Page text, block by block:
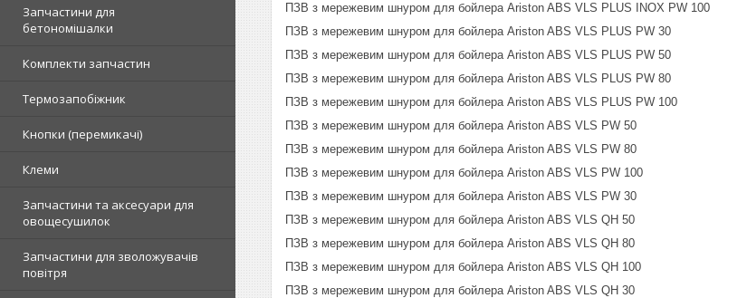
Запчастини для
бетономішалки
Комплекти запчастин
Термозапобіжник
Кнопки (перемикачі)
Клеми
Запчастини та аксесуари для
овощесушилок
Запчастини для зволожувачів
повітря
ПЗВ з мережевим шнуром для бойлера Ariston ABS VLS PLUS INOX PW 100
ПЗВ з мережевим шнуром для бойлера Ariston ABS VLS PLUS PW 30
ПЗВ з мережевим шнуром для бойлера Ariston ABS VLS PLUS PW 50
ПЗВ з мережевим шнуром для бойлера Ariston ABS VLS PLUS PW 80
ПЗВ з мережевим шнуром для бойлера Ariston ABS VLS PLUS PW 100
ПЗВ з мережевим шнуром для бойлера Ariston ABS VLS PW 50
ПЗВ з мережевим шнуром для бойлера Ariston ABS VLS PW 80
ПЗВ з мережевим шнуром для бойлера Ariston ABS VLS PW 100
ПЗВ з мережевим шнуром для бойлера Ariston ABS VLS PW 30
ПЗВ з мережевим шнуром для бойлера Ariston ABS VLS QH 50
ПЗВ з мережевим шнуром для бойлера Ariston ABS VLS QH 80
ПЗВ з мережевим шнуром для бойлера Ariston ABS VLS QH 100
ПЗВ з мережевим шнуром для бойлера Ariston ABS VLS QH 30